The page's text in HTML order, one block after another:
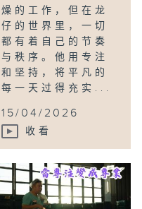
燥的工作，但在龙
仔的世界里，一切
都有着自己的节奏
与秩序。他用专注
和坚持，将平凡的
每一天过得充实...
15/04/2026
收看